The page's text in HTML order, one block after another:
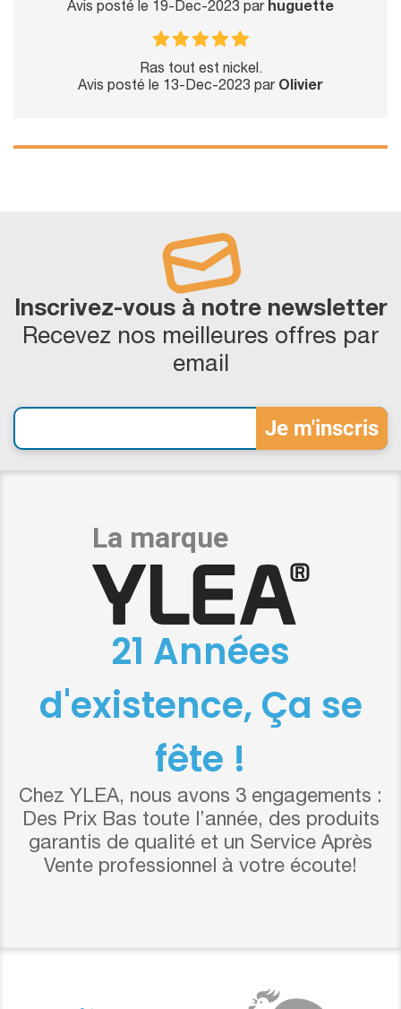
Avis posté le 19-Dec-2023 par huguette
Ras tout est nickel.
Avis posté le 13-Dec-2023 par Olivier
Inscrivez-vous à notre newsletter
Recevez nos meilleures offres par
email
21 Années
d'existence, Ça se
fête !
Chez YLEA, nous avons 3 engagements :
Des Prix Bas toute l’année, des produits
garantis de qualité et un Service Après
Vente professionnel à votre écoute!